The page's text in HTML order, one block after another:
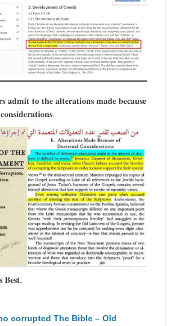
𝐚𝐝𝐦𝐢𝐭 𝐭𝐨 𝐭𝐡𝐞 𝐚𝐥𝐭𝐞𝐫𝐚𝐭𝐢𝐨𝐧𝐬 𝐦𝐚𝐝𝐞 𝐛𝐞𝐜𝐚𝐮𝐬𝐞
𝐁𝐞𝐬𝐭.
corrupted The Bible – Old